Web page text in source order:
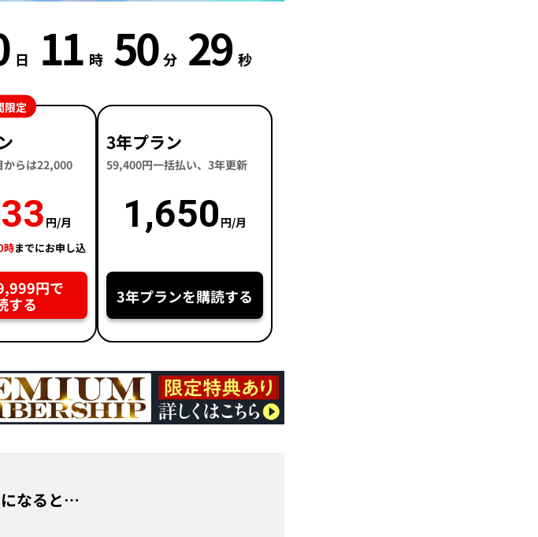
日 11 時 50 分 28 秒
からは22,000
円/月
時までにお申し込
円で
する
限定
3年プラン
59,400円一括払い、3年更新
1,650 円/月
3年プランを購読する
なると…